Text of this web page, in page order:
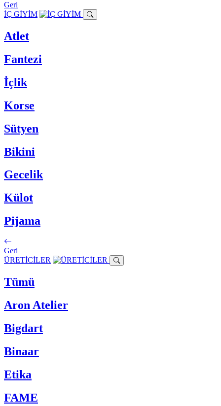
Geri
İÇ GİYİM
Atlet
Fantezi
İçlik
Korse
Sütyen
Bikini
Gecelik
Külot
Pijama
Geri
ÜRETİCİLER
Tümü
Aron Atelier
Bigdart
Binaar
Etika
FAME